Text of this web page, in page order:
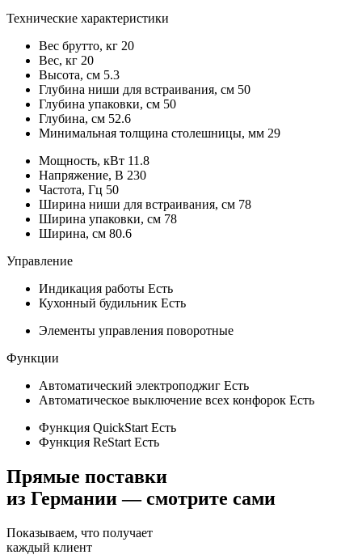
Технические характеристики
Вес брутто, кг 20
Вес, кг 20
Высота, см 5.3
Глубина ниши для встраивания, см 50
Глубина упаковки, см 50
Глубина, см 52.6
Минимальная толщина столешницы, мм 29
Мощность, кВт 11.8
Напряжение, В 230
Частота, Гц 50
Ширина ниши для встраивания, см 78
Ширина упаковки, см 78
Ширина, см 80.6
Управление
Индикация работы Есть
Кухонный будильник Есть
Элементы управления поворотные
Функции
Автоматический электроподжиг Есть
Автоматическое выключение всех конфорок Есть
Функция QuickStart Есть
Функция ReStart Есть
Прямые поставки
из Германии — смотрите сами
Показываем, что получает
каждый клиент